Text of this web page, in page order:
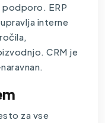
ERP
interne
CRM je
za vse